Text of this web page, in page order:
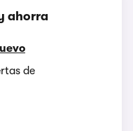
ahorra
de